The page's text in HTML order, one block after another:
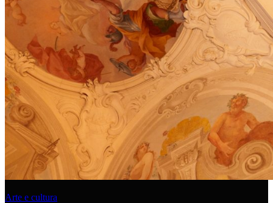
Arte e cultura